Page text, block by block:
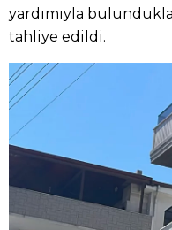
yardımıyla
tahliye edildi.